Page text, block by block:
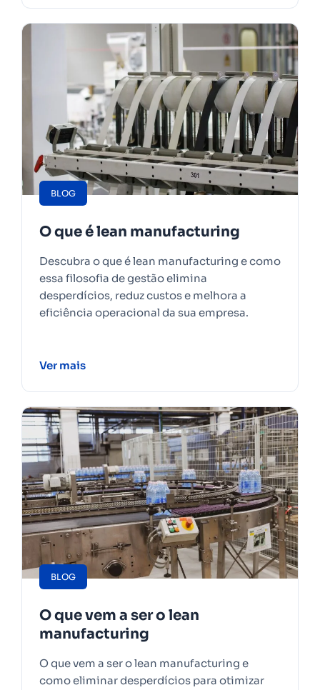
BLOG
O que é lean manufacturing
Descubra o que é lean manufacturing e como
essa filosofia de gestão elimina
desperdícios, reduz custos e melhora a
eficiência operacional da sua empresa.
Ver mais
BLOG
O que vem a ser o lean
manufacturing
O que vem a ser o lean manufacturing e
como eliminar desperdícios para otimizar